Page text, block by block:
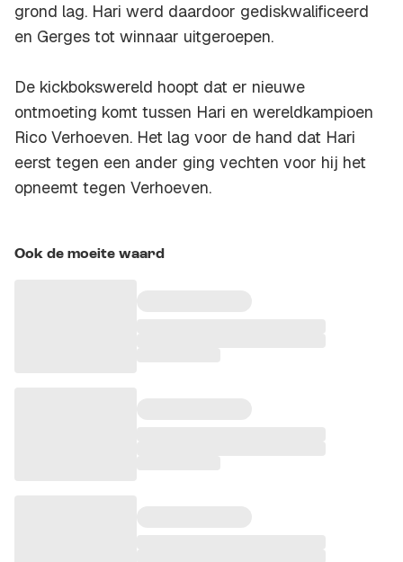
grond lag. Hari werd daardoor gediskwalificeerd
en Gerges tot winnaar uitgeroepen.
De kickbokswereld hoopt dat er nieuwe
ontmoeting komt tussen Hari en wereldkampioen
Rico Verhoeven. Het lag voor de hand dat Hari
eerst tegen een ander ging vechten voor hij het
opneemt tegen Verhoeven.
Ook de moeite waard